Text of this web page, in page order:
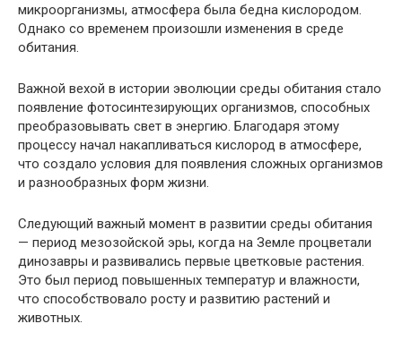
микроорганизмы, атмосфера была бедна кислородом.
Однако со временем произошли изменения в среде
обитания.
Важной вехой в истории эволюции среды обитания стало
появление фотосинтезирующих организмов, способных
преобразовывать свет в энергию. Благодаря этому
процессу начал накапливаться кислород в атмосфере,
что создало условия для появления сложных организмов
и разнообразных форм жизни.
Следующий важный момент в развитии среды обитания
— период мезозойской эры, когда на Земле процветали
динозавры и развивались первые цветковые растения.
Это был период повышенных температур и влажности,
что способствовало росту и развитию растений и
животных.